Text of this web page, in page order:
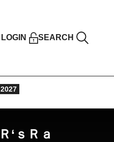
LOGIN SEARCH
‘ｓＲａ